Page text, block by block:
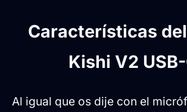
Características
Kishi V2
Al igual que os dije con el